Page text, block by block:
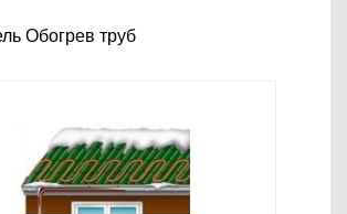
Обогрев труб